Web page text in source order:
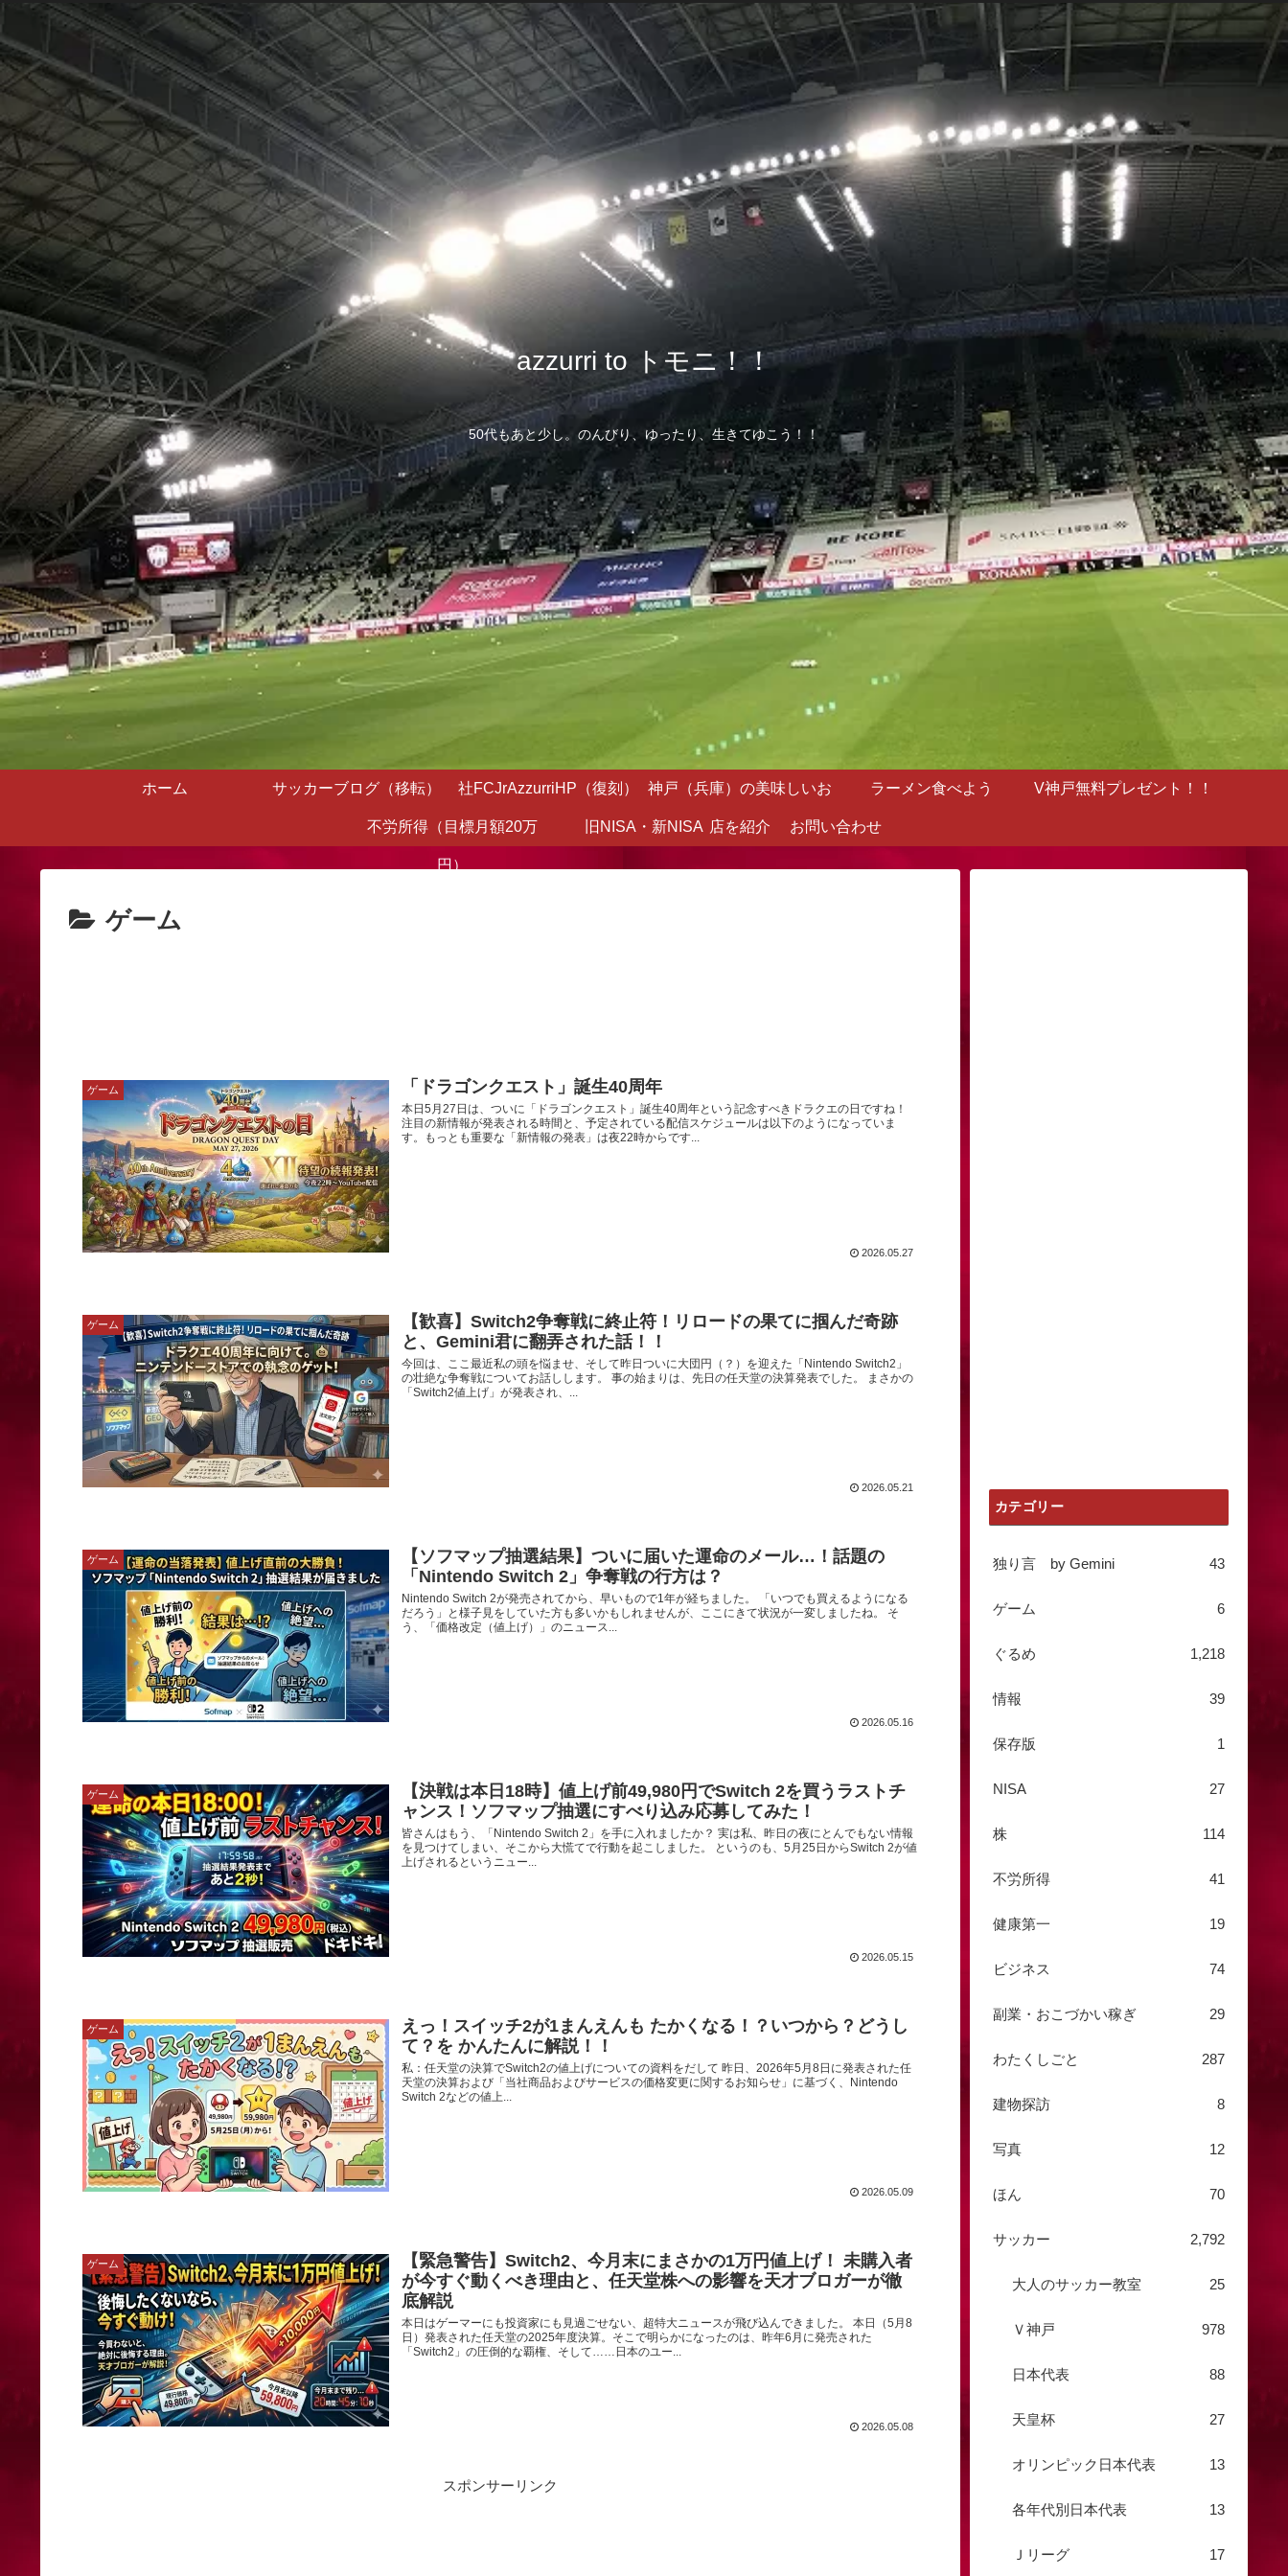
azzurri to トモニ！！
50代もあと少し。のんびり、ゆったり、生きてゆこう！！
ホーム サッカーブログ（移転） 社FCJrAzzurriHP（復刻） 神戸（兵庫）の美味しいお
店を紹介
ラーメン食べよう V神戸無料プレゼント！！
不労所得（目標月額20万
円）
旧NISA・新NISA お問い合わせ
ゲーム
ゲーム 「ドラゴンクエスト」誕生40周年
本日5月27日は、ついに「ドラゴンクエスト」誕生40周年という記念すべきドラクエの日ですね！
注目の新情報が発表される時間と、予定されている配信スケジュールは以下のようになっていま
す。もっとも重要な「新情報の発表」は夜22時からです...
2026.05.27
ゲーム
【歓喜】Switch2争奪戦に終止符！リロードの果てに掴んだ奇跡
と、Gemini君に翻弄された話！！
今回は、ここ最近私の頭を悩ませ、そして昨日ついに大団円（？）を迎えた「Nintendo Switch2」
の壮絶な争奪戦についてお話しします。 事の始まりは、先日の任天堂の決算発表でした。 まさかの
「Switch2値上げ」が発表され、...
2026.05.21
ゲーム
【ソフマップ抽選結果】ついに届いた運命のメール…！話題の
「Nintendo Switch 2」争奪戦の行方は？
Nintendo Switch 2が発売されてから、早いもので1年が経ちました。 「いつでも買えるようになる
だろう」と様子見をしていた方も多いかもしれませんが、ここにきて状況が一変しましたね。 そ
う、「価格改定（値上げ）」のニュース...
2026.05.16
ゲーム
【決戦は本日18時】値上げ前49,980円でSwitch 2を買うラストチ
ャンス！ソフマップ抽選にすべり込み応募してみた！
皆さんはもう、「Nintendo Switch 2」を手に入れましたか？ 実は私、昨日の夜にとんでもない情報
を見つけてしまい、そこから大慌てで行動を起こしました。 というのも、5月25日からSwitch 2が値
上げされるというニュー...
2026.05.15
ゲーム
えっ！スイッチ2が1まんえんも たかくなる！？いつから？どうし
て？を かんたんに解説！！
私：任天堂の決算でSwitch2の値上げについての資料をだして 昨日、2026年5月8日に発表された任
天堂の決算および「当社商品およびサービスの価格変更に関するお知らせ」に基づく、Nintendo
Switch 2などの値上...
2026.05.09
ゲーム
【緊急警告】Switch2、今月末にまさかの1万円値上げ！ 未購入者
が今すぐ動くべき理由と、任天堂株への影響を天才ブロガーが徹
底解説
本日はゲーマーにも投資家にも見過ごせない、超特大ニュースが飛び込んできました。 本日（5月8
日）発表された任天堂の2025年度決算。そこで明らかになったのは、昨年6月に発売された
「Switch2」の圧倒的な覇権、そして……日本のユー...
2026.05.08
スポンサーリンク
カテゴリー
独り言 by Gemini 43
ゲーム 6
ぐるめ 1,218
情報 39
保存版 1
NISA 27
株 114
不労所得 41
健康第一 19
ビジネス 74
副業・おこづかい稼ぎ 29
わたくしごと 287
建物探訪 8
写真 12
ほん 70
サッカー 2,792
大人のサッカー教室 25
Ｖ神戸 978
日本代表 88
天皇杯 27
オリンピック日本代表 13
各年代別日本代表 13
Ｊリーグ 17